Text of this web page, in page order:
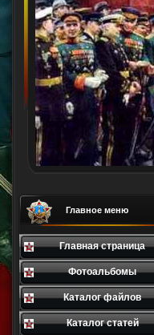
Главное меню
Главная страница
Фотоальбомы
Каталог файлов
Каталог статей